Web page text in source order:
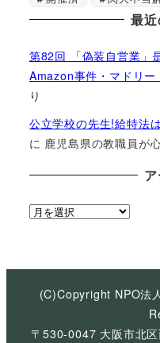
最
第82回 「偽装自営業」
Amazon事件・マドリー
り
公立学校の先生!給特法
に 鹿児島県の教職員が
ア
イ
(C)Copyright NPO法
〒530-0047 大阪市北区